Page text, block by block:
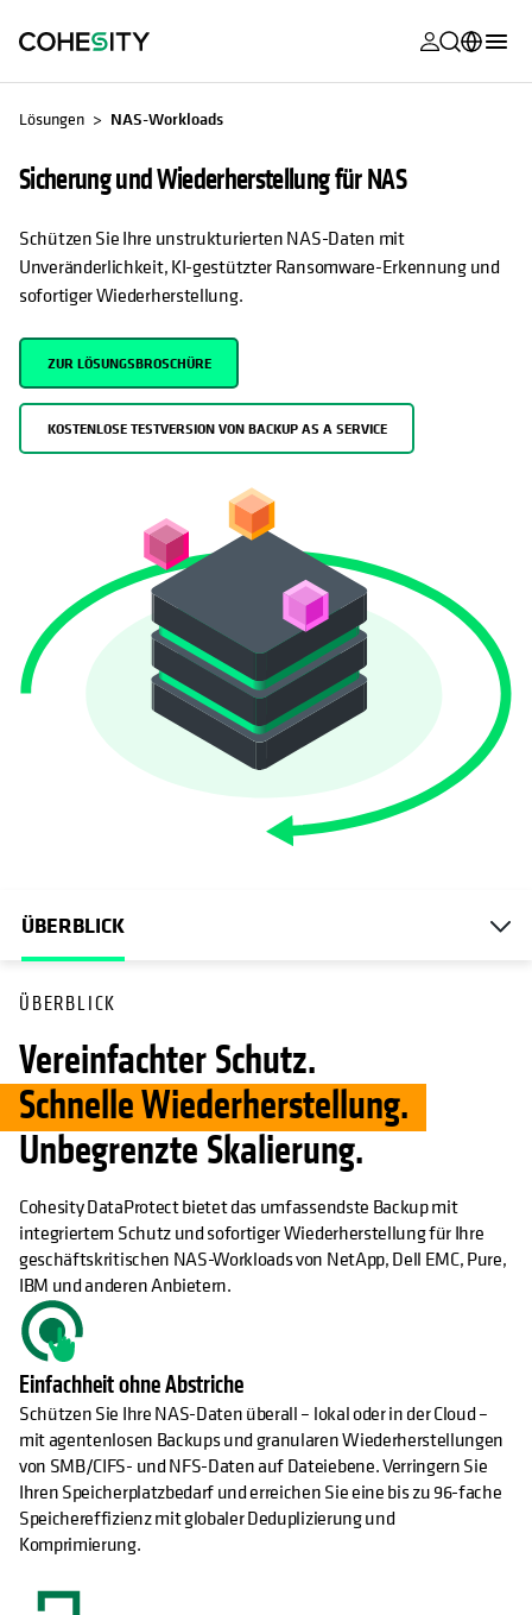
wird in
wird in
wird in
wird in
wird in
wird in
wird in
wird in
日本語 (Japan)
Español (Spain)
Lösungen NAS-Workloads
Sicherung und Wiederherstellung für NAS
Schützen Sie Ihre unstrukturierten NAS-Daten mit
Unveränderlichkeit, KI-gestützter Ransomware-Erkennung und
sofortiger Wiederherstellung.
ZUR LÖSUNGSBROSCHÜRE
WIRD IN EINER NEUEN REGISTERKARTE GEÖFFNET
KOSTENLOSE TESTVERSION VON BACKUP AS A SERVICE
ÜBERBLICK
ÜBERBLICK
Vereinfachter Schutz.
Schnelle Wiederherstellung.
Unbegrenzte Skalierung.
Cohesity DataProtect bietet das umfassendste Backup mit
integriertem Schutz und sofortiger Wiederherstellung für Ihre
geschäftskritischen NAS-Workloads von NetApp, Dell EMC, Pure,
IBM und anderen Anbietern.
Einfachheit ohne Abstriche
Schützen Sie Ihre NAS-Daten überall – lokal oder in der Cloud –
mit agentenlosen Backups und granularen Wiederherstellungen
von SMB/CIFS- und NFS-Daten auf Dateiebene. Verringern Sie
Ihren Speicherplatzbedarf und erreichen Sie eine bis zu 96-fache
Speichereffizienz mit globaler Deduplizierung und
Komprimierung.